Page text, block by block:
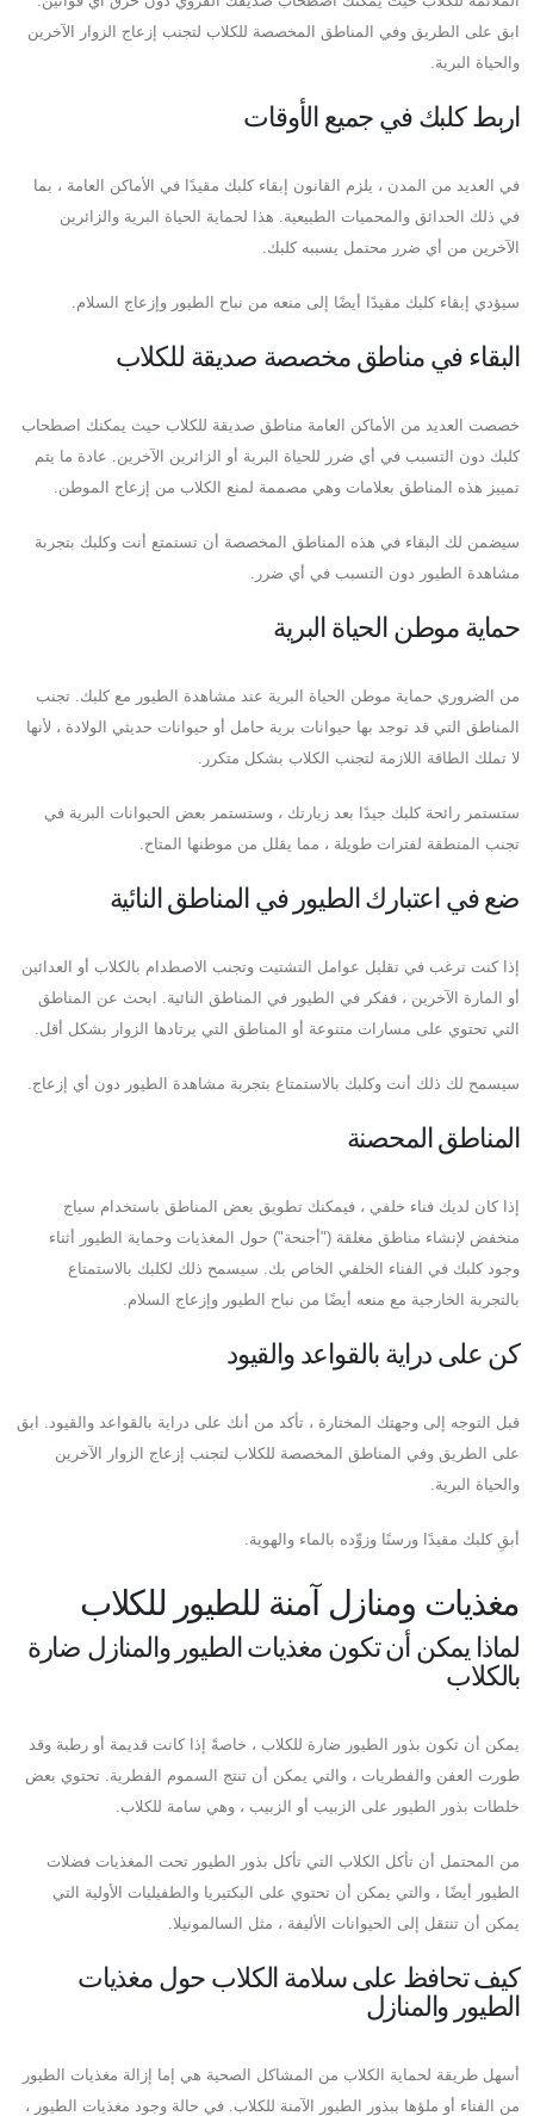
ابق على الطريق وفي المناطق المخصصة للكلاب لتجنب إزعاج الزوار الآخرين
والحياة البرية.
اربط كلبك في جميع الأوقات
في العديد من المدن ، يلزم القانون إبقاء كلبك مقيدًا في الأماكن العامة ، بما
في ذلك الحدائق والمحميات الطبيعية. هذا لحماية الحياة البرية والزائرين
الآخرين من أي ضرر محتمل يسببه كلبك.
سيؤدي إبقاء كلبك مقيدًا أيضًا إلى منعه من نباح الطيور وإزعاج السلام.
البقاء في مناطق مخصصة صديقة للكلاب
خصصت العديد من الأماكن العامة مناطق صديقة للكلاب حيث يمكنك اصطحاب
كلبك دون التسبب في أي ضرر للحياة البرية أو الزائرين الآخرين. عادة ما يتم
تمييز هذه المناطق بعلامات وهي مصممة لمنع الكلاب من إزعاج الموطن.
سيضمن لك البقاء في هذه المناطق المخصصة أن تستمتع أنت وكلبك بتجربة
مشاهدة الطيور دون التسبب في أي ضرر.
حماية موطن الحياة البرية
من الضروري حماية موطن الحياة البرية عند مشاهدة الطيور مع كلبك. تجنب
المناطق التي قد توجد بها حيوانات برية حامل أو حيوانات حديثي الولادة ، لأنها
لا تملك الطاقة اللازمة لتجنب الكلاب بشكل متكرر.
ستستمر رائحة كلبك جيدًا بعد زيارتك ، وستستمر بعض الحيوانات البرية في
تجنب المنطقة لفترات طويلة ، مما يقلل من موطنها المتاح.
ضع في اعتبارك الطيور في المناطق النائية
إذا كنت ترغب في تقليل عوامل التشتيت وتجنب الاصطدام بالكلاب أو العدائين
أو المارة الآخرين ، ففكر في الطيور في المناطق النائية. ابحث عن المناطق
التي تحتوي على مسارات متنوعة أو المناطق التي يرتادها الزوار بشكل أقل.
سيسمح لك ذلك أنت وكلبك بالاستمتاع بتجربة مشاهدة الطيور دون أي إزعاج.
المناطق المحصنة
إذا كان لديك فناء خلفي ، فيمكنك تطويق بعض المناطق باستخدام سياج
منخفض لإنشاء مناطق مغلقة ("أجنحة") حول المغذيات وحماية الطيور أثناء
وجود كلبك في الفناء الخلفي الخاص بك. سيسمح ذلك لكلبك بالاستمتاع
بالتجربة الخارجية مع منعه أيضًا من نباح الطيور وإزعاج السلام.
كن على دراية بالقواعد والقيود
قبل التوجه إلى وجهتك المختارة ، تأكد من أنك على دراية بالقواعد والقيود. ابق
على الطريق وفي المناطق المخصصة للكلاب لتجنب إزعاج الزوار الآخرين
والحياة البرية.
أبقِ كلبك مقيدًا ورسنًا وزوِّده بالماء والهوية.
مغذيات ومنازل آمنة للطيور للكلاب
لماذا يمكن أن تكون مغذيات الطيور والمنازل ضارة
بالكلاب
يمكن أن تكون بذور الطيور ضارة للكلاب ، خاصةً إذا كانت قديمة أو رطبة وقد
طورت العفن والفطريات ، والتي يمكن أن تنتج السموم الفطرية. تحتوي بعض
خلطات بذور الطيور على الزبيب أو الزبيب ، وهي سامة للكلاب.
من المحتمل أن تأكل الكلاب التي تأكل بذور الطيور تحت المغذيات فضلات
الطيور أيضًا ، والتي يمكن أن تحتوي على البكتيريا والطفيليات الأولية التي
يمكن أن تنتقل إلى الحيوانات الأليفة ، مثل السالمونيلا.
كيف تحافظ على سلامة الكلاب حول مغذيات
الطيور والمنازل
أسهل طريقة لحماية الكلاب من المشاكل الصحية هي إما إزالة مغذيات الطيور
من الفناء أو ملؤها ببذور الطيور الآمنة للكلاب. في حالة وجود مغذيات الطيور ،